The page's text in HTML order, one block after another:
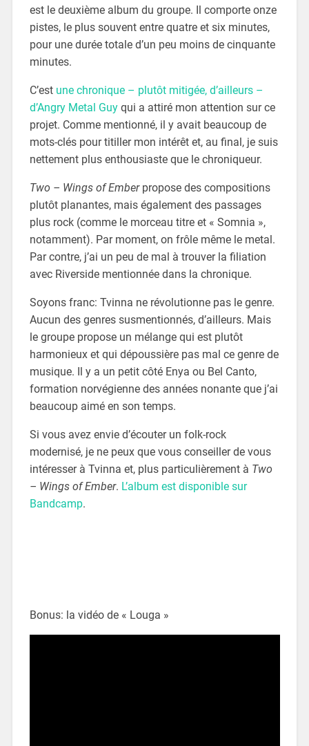
est le deuxième album du groupe. Il comporte onze
pistes, le plus souvent entre quatre et six minutes,
pour une durée totale d’un peu moins de cinquante
minutes.
C’est une chronique – plutôt mitigée, d’ailleurs –
d’Angry Metal Guyqui a attiré mon attention sur ce
projet. Comme mentionné, il y avait beaucoup de
mots-clés pour titiller mon intérêt et, au final, je suis
nettement plus enthousiaste que le chroniqueur.
Two – Wings of Emberpropose des compositions
plutôt planantes, mais également des passages
plus rock (comme le morceau titre et « Somnia »,
notamment). Par moment, on frôle même le metal.
Par contre, j’ai un peu de mal à trouver la filiation
avec Riverside mentionnée dans la chronique.
Soyons franc: Tvinna ne révolutionne pas le genre.
Aucun des genres susmentionnés, d’ailleurs. Mais
le groupe propose un mélange qui est plutôt
harmonieux et qui dépoussière pas mal ce genre de
musique. Il y a un petit côté Enya ou Bel Canto,
formation norvégienne des années nonante que j’ai
beaucoup aimé en son temps.
Si vous avez envie d’écouter un folk-rock
modernisé, je ne peux que vous conseiller de vous
intéresser à Tvinna et, plus particulièrement à Two
– Wings of Ember. L’album est disponible sur
Bandcamp.
Bonus: la vidéo de « Louga »